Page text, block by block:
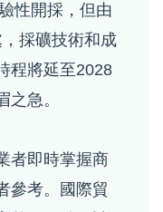
性開採，但由
採礦技術和成
程將延至2028
急。
者即時掌握商
參考。國際貿